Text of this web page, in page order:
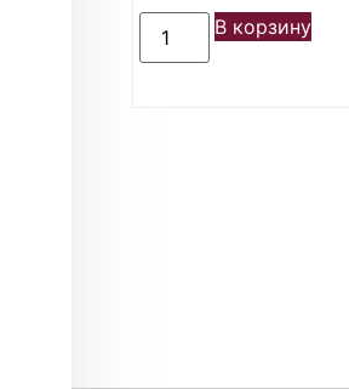
В корзину